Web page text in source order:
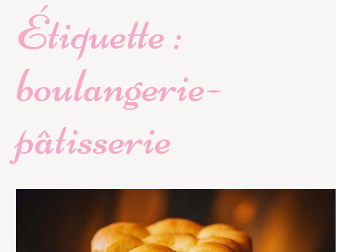
Étiquette :
boulangerie-
pâtisserie